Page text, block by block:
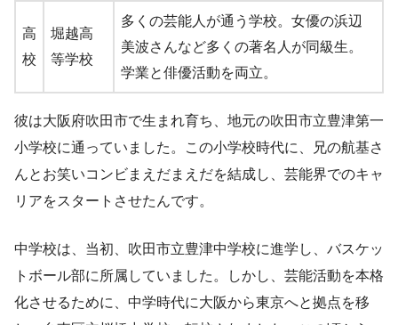
高
校
堀越高
等学校
多くの芸能人が通う学校。女優の浜辺
美波さんなど多くの著名人が同級生。
学業と俳優活動を両立。
彼は大阪府吹田市で生まれ育ち、地元の吹田市立豊津第一
小学校に通っていました。この小学校時代に、兄の航基さ
んとお笑いコンビまえだまえだを結成し、芸能界でのキャ
リアをスタートさせたんです。
中学校は、当初、吹田市立豊津中学校に進学し、バスケッ
トボール部に所属していました。しかし、芸能活動を本格
化させるために、中学時代に大阪から東京へと拠点を移